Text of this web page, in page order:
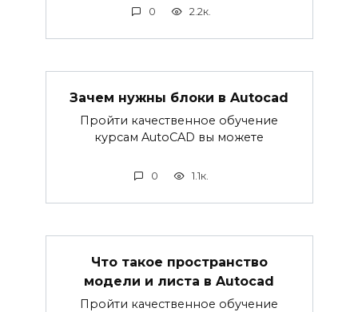
0 2.2к.
Зачем нужны блоки в Autocad
Пройти качественное обучение
курсам AutoCAD вы можете
0 1.1к.
Что такое пространство
модели и листа в Autocad
Пройти качественное обучение